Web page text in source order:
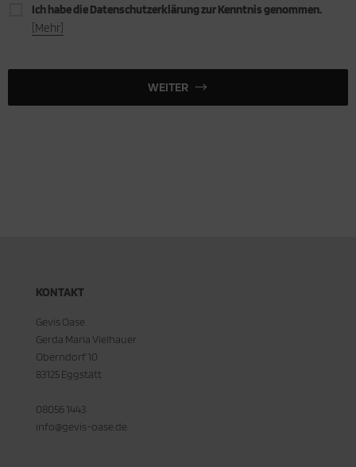
Ich habe die Datenschutzerklärung zur Kenntnis genommen.
[Mehr]
WEITER
KONTAKT
Gevis Oase
Gerda Maria Vielhauer
Oberndorf 10
83125 Eggstätt
08056 1443
info@gevis-oase.de